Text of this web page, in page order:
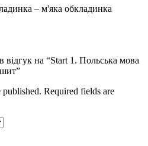
– м'яка обкладинка
на “Start 1. Польська мова
published. Required fields are